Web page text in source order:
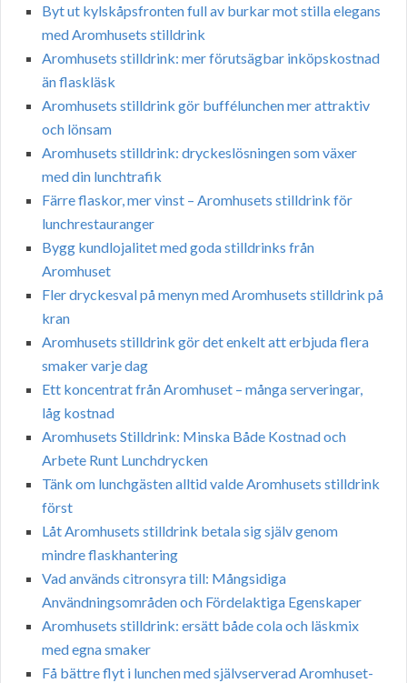
Byt ut kylskåpsfronten full av burkar mot stilla elegans
med Aromhusets stilldrink
Aromhusets stilldrink: mer förutsägbar inköpskostnad
än flaskläsk
Aromhusets stilldrink gör buffélunchen mer attraktiv
och lönsam
Aromhusets stilldrink: dryckeslösningen som växer
med din lunchtrafik
Färre flaskor, mer vinst – Aromhusets stilldrink för
lunchrestauranger
Bygg kundlojalitet med goda stilldrinks från
Aromhuset
Fler dryckesval på menyn med Aromhusets stilldrink på
kran
Aromhusets stilldrink gör det enkelt att erbjuda flera
smaker varje dag
Ett koncentrat från Aromhuset – många serveringar,
låg kostnad
Aromhusets Stilldrink: Minska Både Kostnad och
Arbete Runt Lunchdrycken
Tänk om lunchgästen alltid valde Aromhusets stilldrink
först
Låt Aromhusets stilldrink betala sig själv genom
mindre flaskhantering
Vad används citronsyra till: Mångsidiga
Användningsområden och Fördelaktiga Egenskaper
Aromhusets stilldrink: ersätt både cola och läskmix
med egna smaker
Få bättre flyt i lunchen med självserverad Aromhuset-